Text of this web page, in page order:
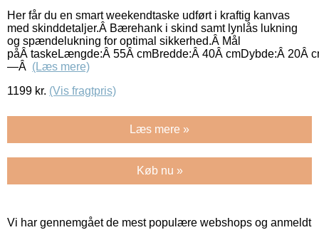
Her får du en smart weekendtaske udført i kraftig kanvas
med skinddetaljer.Â Bærehank i skind samt lynlås lukning
og spændelukning for optimal sikkerhed.Â Mål
påÂ taskeLængde:Â 55Â cmBredde:Â 40Â cmDybde:Â 20Â
—Â (Læs mere)
1199 kr. (Vis fragtpris)
Læs mere »
Køb nu »
Vi har gennemgået de mest populære webshops og anmeldt